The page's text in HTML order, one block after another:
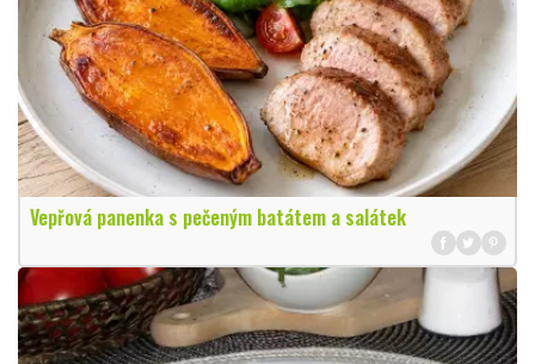
Vepřová panenka s pečeným batátem a salátek